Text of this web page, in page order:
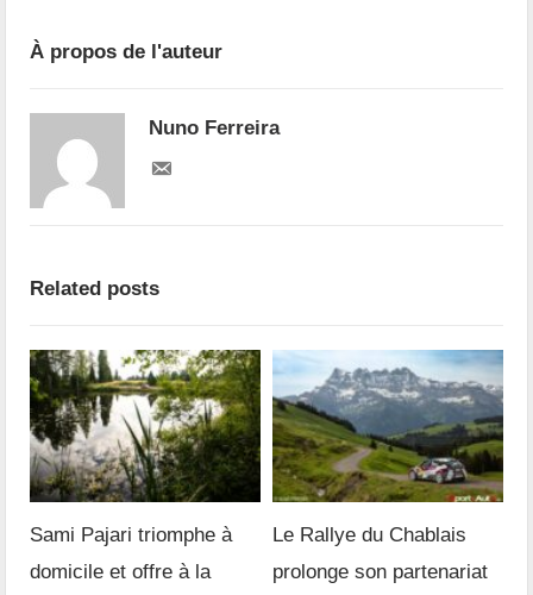
À propos de l'auteur
Nuno Ferreira
Related posts
Sami Pajari triomphe à
domicile et offre à la
Le Rallye du Chablais
prolonge son partenariat